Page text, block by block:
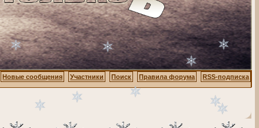
Новые сообщения Участники Поиск Правила форума RSS-подписка